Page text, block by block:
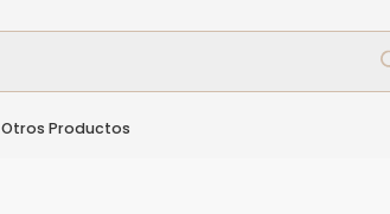
Otros Productos